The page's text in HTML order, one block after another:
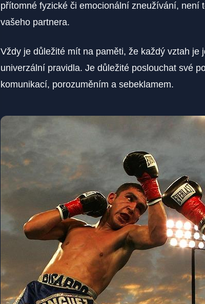
přítomné fyzické či emocionální zneužívání, není
vašeho partnera.
Vždy je důležité mít na paměti, že každý vztah je
univerzální pravidla. Je důležité poslouchat své
komunikací, porozuměním a sebeklamem.